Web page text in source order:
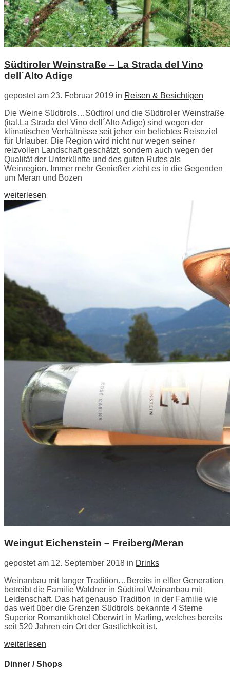
Südtiroler Weinstraße – La Strada del Vino
dell`Alto Adige
gepostet am 23. Februar 2019 in Reisen & Besichtigen
Die Weine Südtirols…Südtirol und die Südtiroler Weinstraße
(ital.La Strada del Vino dell´Alto Adige) sind wegen der
klimatischen Verhältnisse seit jeher ein beliebtes Reiseziel
für Urlauber. Die Region wird nicht nur wegen seiner
reizvollen Landschaft geschätzt, sondern auch wegen der
Qualität der Unterkünfte und des guten Rufes als
Weinregion. Immer mehr Genießer zieht es in die Gegenden
um Meran und Bozen
weiterlesen
Weingut Eichenstein – Freiberg/Meran
gepostet am 12. September 2018 in Drinks
Weinanbau mit langer Tradition…Bereits in elfter Generation
betreibt die Familie Waldner in Südtirol Weinanbau mit
Leidenschaft. Das hat genauso Tradition in der Familie wie
das weit über die Grenzen Südtirols bekannte 4 Sterne
Superior Romantikhotel Oberwirt in Marling, welches bereits
seit 520 Jahren ein Ort der Gastlichkeit ist.
weiterlesen
Dinner / Shops